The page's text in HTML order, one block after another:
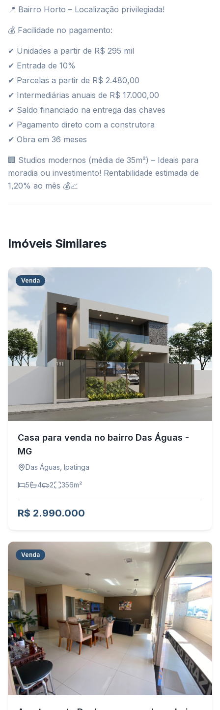
📍 Bairro Horto – Localização privilegiada!
💰 Facilidade no pagamento:
✔ Unidades a partir de R$ 295 mil
✔ Entrada de 10%
✔ Parcelas a partir de R$ 2.480,00
✔ Intermediárias anuais de R$ 17.000,00
✔ Saldo financiado na entrega das chaves
✔ Pagamento direto com a construtora
✔ Obra em 36 meses
🏢 Studios modernos (média de 35m²) – Ideais para
moradia ou investimento! Rentabilidade estimada de
1,20% ao mês 💰📈
Imóveis Similares
Venda
Casa para venda no bairro Das Águas -
MG
Das Águas Ipatinga
5 4 2 356m²
R$ 2.990.000
Venda